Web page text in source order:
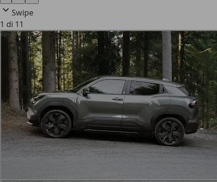
Swipe
1 di 11